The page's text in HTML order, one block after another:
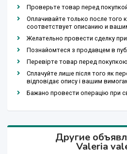
Проверьте товар перед
Оплачивайте только после того
соответствует описанию и
Желательно провести сделку
Познайомтеся з продавцем в
Перевірте товар перед покупкою
Сплачуйте лише після того як
відповідає опису і вашим
Бажано провести операцію при
Другие
Valeria